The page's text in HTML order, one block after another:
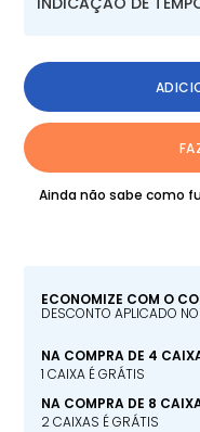
Ainda não sabe como
ECONOMIZE COM O
DESCONTO APLICADO
NA COMPRA DE 4
1 CAIXA É GRÁTIS
NA COMPRA DE 8
2 CAIXAS É GRÁTIS